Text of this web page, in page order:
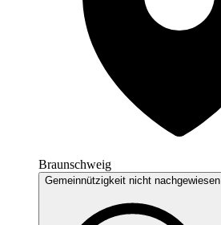
Braunschweig
Gemeinnützigkeit nicht nachgewiesen